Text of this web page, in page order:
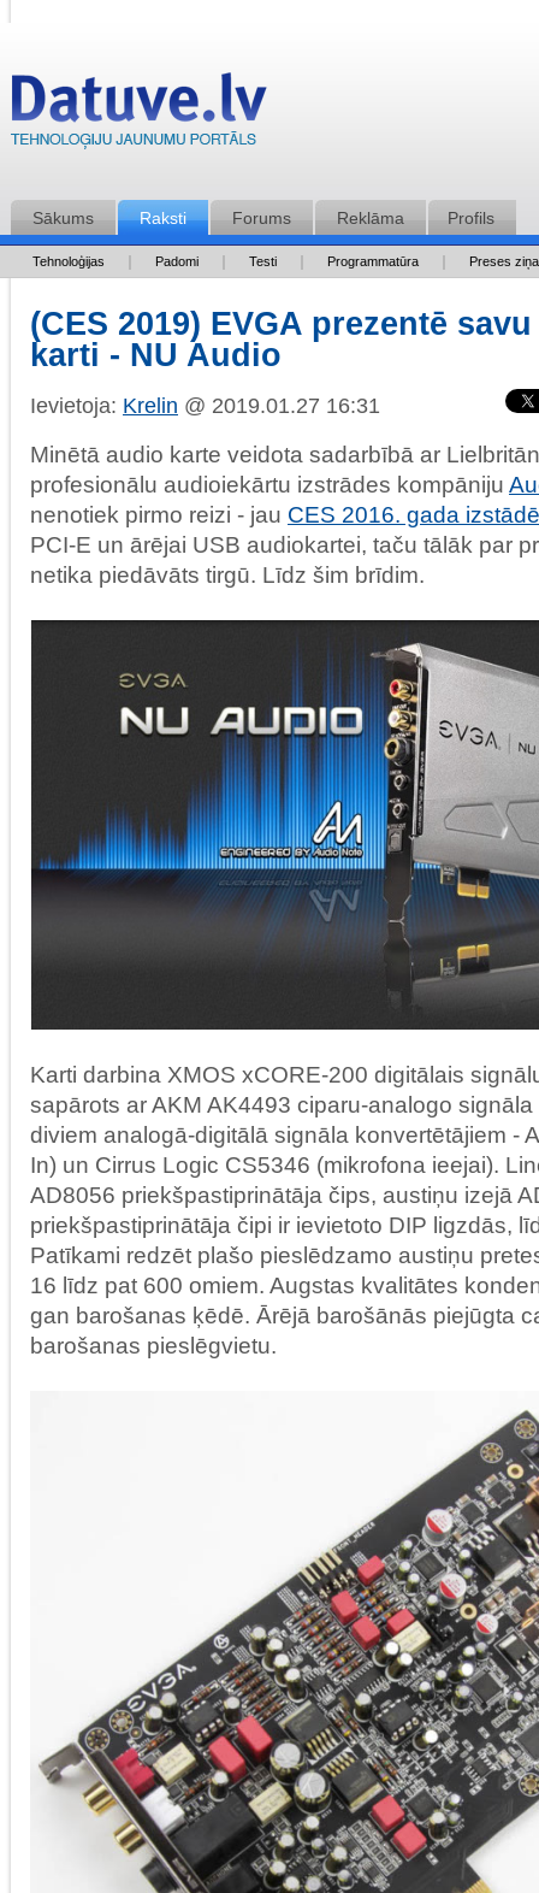
Sākums Raksti Forums Reklāma Profils
Tehnoloģijas Padomi Testi Programmatūra Preses
(CES 2019) EVGA prezentē
karti - NU Audio
Ievietoja: Krelin @ 2019.01.27 16:31
Minētā audio karte veidota sadarbībā ar
profesionālu audioiekārtu izstrādes kompāniju
nenotiek pirmo reizi - jau CES 2016. gada
PCI-E un ārējai USB audiokartei, taču tālāk par
netika piedāvāts tirgū. Līdz šim brīdim.
Karti darbina XMOS xCORE-200 digitālais
sapārots ar AKM AK4493 ciparu-analogo
diviem analogā-digitālā signāla konvertētājiem -
In) un Cirrus Logic CS5346 (mikrofona ieejai).
AD8056 priekšpastiprinātāja čips, austiņu izejā
priekšpastiprinātāja čipi ir ievietoto DIP ligzdās,
Patīkami redzēt plašo pieslēdzamo austiņu
16 līdz pat 600 omiem. Augstas kvalitātes
gan barošanas ķēdē. Ārējā barošānās piejūgta
barošanas pieslēgvietu.